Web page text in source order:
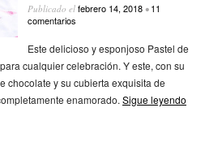
Publicado el febrero 14, 2018 • 11
comentarios
Este delicioso y esponjoso Pastel de
cualquier celebración. Y este, con su
chocolate y su cubierta exquisita de
enamorado. Sigue leyendo